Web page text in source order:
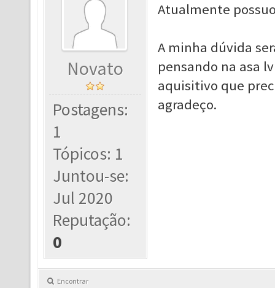
Novato
Postagens:
1
Tópicos: 1
Juntou-se:
Jul 2020
Reputação:
0
Atualmente
A minha dúvida
pensando na asa
aquisitivo que
agradeço.
Encontrar